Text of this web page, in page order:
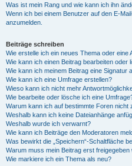
Was ist mein Rang und wie kann ich ihn
Wenn ich bei einem Benutzer auf den E-
anzumelden.
Beiträge schreiben
Wie erstelle ich ein neues Thema oder eine
Wie kann ich einen Beitrag bearbeiten oder
Wie kann ich meinem Beitrag eine Signatur
Wie kann ich eine Umfrage erstellen?
Wieso kann ich nicht mehr
Wie bearbeite oder lösche ich eine
Warum kann ich auf bestimmte Foren nicht
Weshalb kann ich keine Dateianhänge
Weshalb wurde ich verwarnt?
Wie kann ich Beiträge den Moderatoren
Was bewirkt die „Speichern“-Schaltfläche
Warum muss mein Beitrag erst freigegeben
Wie markiere ich ein Thema als neu?